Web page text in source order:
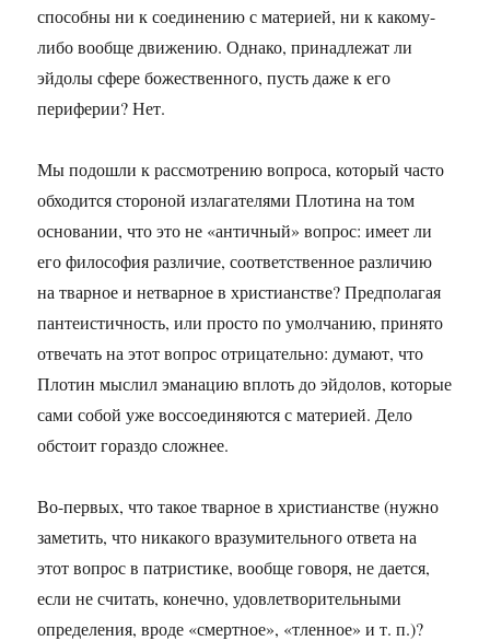
способны ни к соединению с материей, ни к какому-
либо вообще движению. Однако, принадлежат ли
эйдолы сфере божественного, пусть даже к его
периферии? Нет.
Мы подошли к рассмотрению вопроса, который часто
обходится стороной излагателями Плотина на том
основании, что это не «античный» вопрос: имеет ли
его философия различие, соответственное различию
на тварное и нетварное в христианстве? Предполагая
пантеистичность, или просто по умолчанию, принято
отвечать на этот вопрос отрицательно: думают, что
Плотин мыслил эманацию вплоть до эйдолов, которые
сами собой уже воссоединяются с материей. Дело
обстоит гораздо сложнее.
Во-первых, что такое тварное в христианстве (нужно
заметить, что никакого вразумительного ответа на
этот вопрос в патристике, вообще говоря, не дается,
если не считать, конечно, удовлетворительными
определения, вроде «смертное», «тленное» и т. п.)?